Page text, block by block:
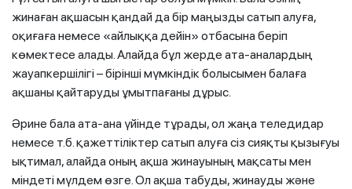
жинаған ақшасын қандай да бір маңызды сатып алуға,
оқиғаға немесе «айлыққа дейін» отбасына беріп
көмектесе алады. Алайда бұл жерде ата-аналардың
жауапкершілігі – бірінші мүмкіндік болысымен балаға
ақшаны қайтаруды ұмытпағаны дұрыс.
Әрине бала ата-ана үйінде тұрады, ол жаңа теледидар
немесе т.б. қажеттіліктер сатып алуға сіз сияқты қызығуы
ықтимал, алайда оның ақша жинауының мақсаты мен
міндеті мүлдем өзге. Ол ақша табуды, жинауды және